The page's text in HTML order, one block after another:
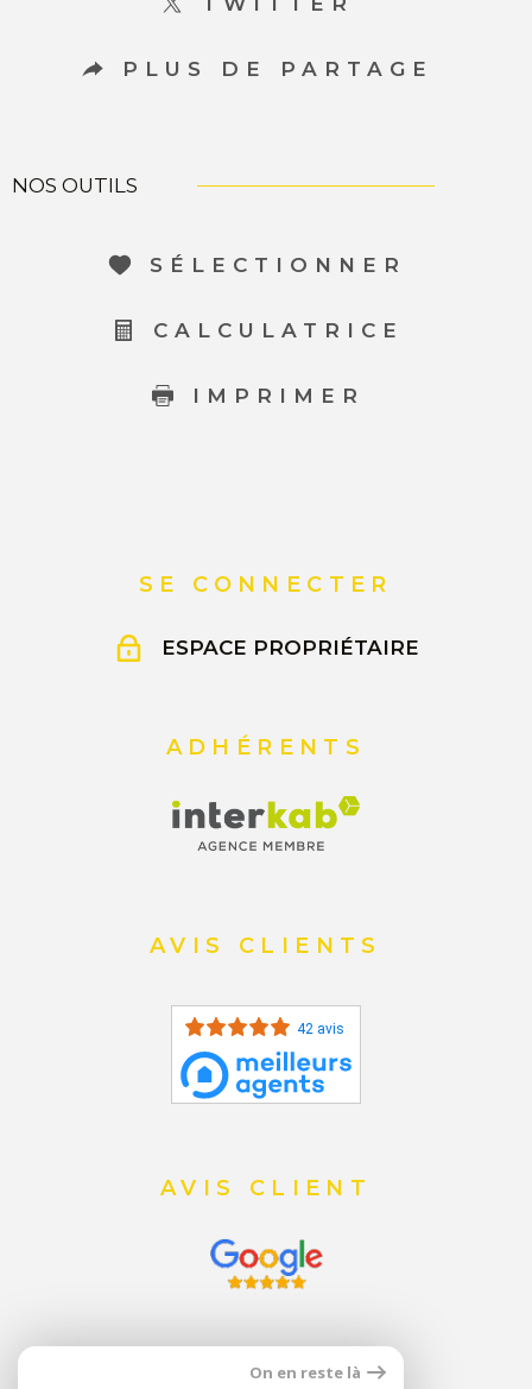
PLUS DE PARTAGE
NOS OUTILS
SÉLECTIONNER
CALCULATRICE
IMPRIMER
SE CONNECTER
ESPACE PROPRIÉTAIRE
ADHÉRENTS
AVIS CLIENTS
42 avis
AVIS CLIENT
On en reste là